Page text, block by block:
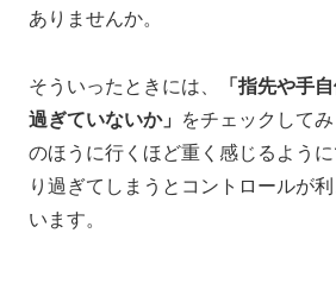
ありませんか。
そういったときには、
「指先や手
過ぎていないか」
をチェックしてみ
のほうに行くほど重く感じるように
り過ぎてしまうと コントロールが
います。